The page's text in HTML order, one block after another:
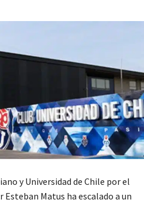
y Universidad de Chile por el
Matus ha escalado a un